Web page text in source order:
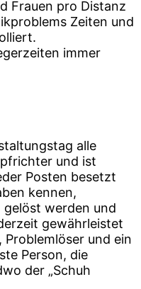
Frauen pro Distanz
Zeiten und
immer
alle
und ist
Posten besetzt
kennen,
werden und
gewährleistet
und ein
Person, die
der „Schuh